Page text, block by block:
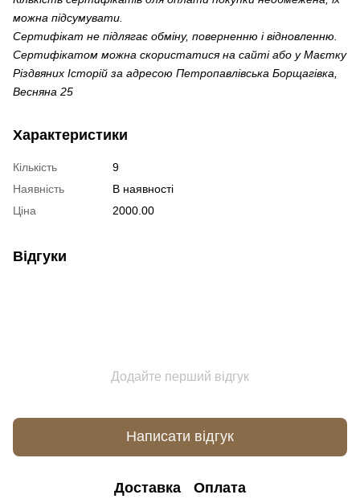
можна підсумувати.
Сертифікат не підлягає обміну, поверненню і відновленню.
Сертифікатом можна скористатися на сайті або у Маєтку
Різдвяних Історій за адресою Петропавлівська Борщагівка,
Весняна 25
Характеристики
Кількість
9
Наявність
В наявності
Ціна
2000.00
Відгуки
Додайте перший відгук
Написати відгук
Доставка Оплата